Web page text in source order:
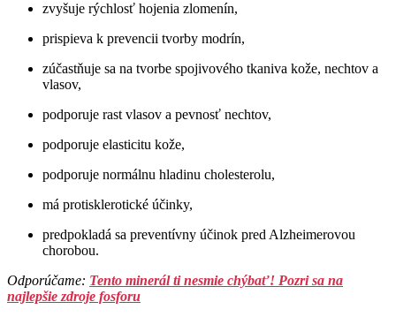
zvyšuje rýchlosť hojenia zlomenín,
prispieva k prevencii tvorby modrín,
zúčastňuje sa na tvorbe spojivového tkaniva kože, nechtov a
vlasov,
podporuje rast vlasov a pevnosť nechtov,
podporuje elasticitu kože,
podporuje normálnu hladinu cholesterolu,
má protisklerotické účinky,
predpokladá sa preventívny účinok pred Alzheimerovou
chorobou.
Odporúčame: ​ Tento minerál ti nesmie chýbať! Pozri sa na
najlepšie zdroje fosforu